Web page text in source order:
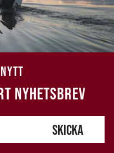
NYHETSBREV
SKICKA